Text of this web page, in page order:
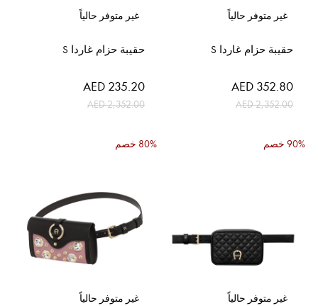
غير متوفر حالياً
حقيبة حزام غاردا S
السعر
الخاص
AED 352.80
AED 2,352.00
غير متوفر حالياً
حقيبة حزام غاردا S
السعر
الخاص
AED 235.20
AED 2,352.00
غير متوفر حالياً
90% خصم
غير متوفر حالياً
80% خصم